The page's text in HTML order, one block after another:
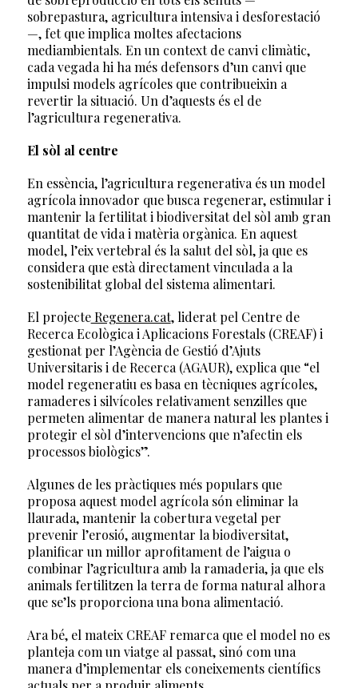
sobrepastura, agricultura intensiva i desforestació
—, fet que implica moltes afectacions
mediambientals. En un context de canvi climàtic,
cada vegada hi ha més defensors d’un canvi que
impulsi models agrícoles que contribueixin a
revertir la situació. Un d’aquests és el de
l’agricultura regenerativa.
El sòl al centre
En essència, l’agricultura regenerativa és un model
agrícola innovador que busca regenerar, estimular i
mantenir la fertilitat i biodiversitat del sòl amb gran
quantitat de vida i matèria orgànica. En aquest
model, l’eix vertebral és la salut del sòl, ja que es
considera que està directament vinculada a la
sostenibilitat global del sistema alimentari.
El projecteRegenera.cat, liderat pel Centre de
Recerca Ecològica i Aplicacions Forestals (CREAF) i
gestionat per l’Agència de Gestió d’Ajuts
Universitaris i de Recerca (AGAUR), explica que “el
model regeneratiu es basa en tècniques agrícoles,
ramaderes i silvícoles relativament senzilles que
permeten alimentar de manera natural les plantes i
protegir el sòl d’intervencions que n’afectin els
processos biològics”.
Algunes de les pràctiques més populars que
proposa aquest model agrícola són eliminar la
llaurada, mantenir la cobertura vegetal per
prevenir l’erosió, augmentar la biodiversitat,
planificar un millor aprofitament de l’aigua o
combinar l’agricultura amb la ramaderia, ja que els
animals fertilitzen la terra de forma natural alhora
que se’ls proporciona una bona alimentació.
Ara bé, el mateix CREAF remarca que el model no es
planteja com un viatge al passat, sinó com una
manera d’implementar els coneixements científics